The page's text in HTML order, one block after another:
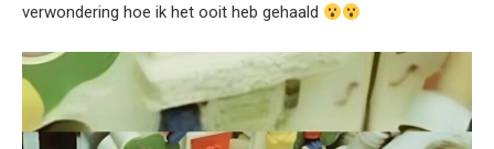
verwondering hoe ik het ooit heb gehaald